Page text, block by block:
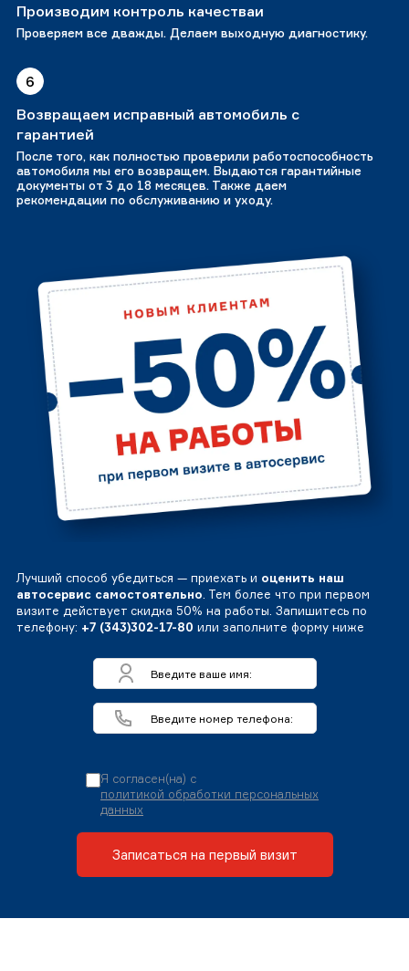
Производим контроль качестваи
Проверяем все дважды. Делаем выходную диагностику.
6
Возвращаем исправный автомобиль с
гарантией
После того, как полностью проверили работоспособность
автомобиля мы его возвращем. Выдаются гарантийные
документы от 3 до 18 месяцев. Также даем
рекомендации по обслуживанию и уходу.
Лучший способ убедиться — приехать и оценить наш
автосервис самостоятельно. Тем более что при первом
визите действует скидка 50% на работы. Запишитесь по
телефону: +7 (343)302-17-80 или заполните форму ниже
Я согласен(на) с
политикой обработки персональных
данных
Записаться на первый визит